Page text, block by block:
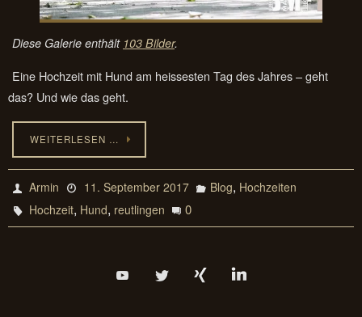
Diese Galerie enthält 103 Bilder.
Eine Hochzeit mit Hund am heissesten Tag des Jahres – geht
das? Und wie das geht.
WEITERLESEN …
Armin 11. September 2017 Blog, Hochzeiten
Hochzeit, Hund, reutlingen 0